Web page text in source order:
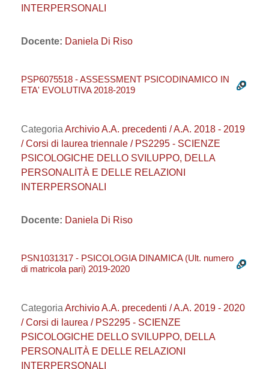
INTERPERSONALI
Docente: Daniela Di Riso
PSP6075518 - ASSESSMENT PSICODINAMICO IN
ETA' EVOLUTIVA 2018-2019
Categoria Archivio A.A. precedenti / A.A. 2018 - 2019
/ Corsi di laurea triennale / PS2295 - SCIENZE
PSICOLOGICHE DELLO SVILUPPO, DELLA
PERSONALITÀ E DELLE RELAZIONI
INTERPERSONALI
Docente: Daniela Di Riso
PSN1031317 - PSICOLOGIA DINAMICA (Ult. numero
di matricola pari) 2019-2020
Categoria Archivio A.A. precedenti / A.A. 2019 - 2020
/ Corsi di laurea / PS2295 - SCIENZE
PSICOLOGICHE DELLO SVILUPPO, DELLA
PERSONALITÀ E DELLE RELAZIONI
INTERPERSONALI